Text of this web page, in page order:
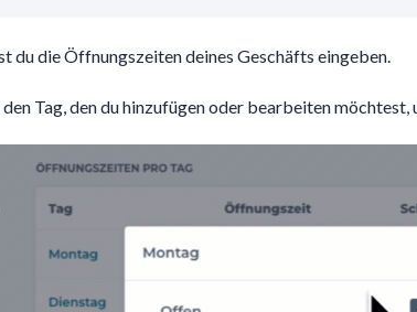
du die Öffnungszeiten deines Geschäfts eingeben.
Tag, den du hinzufügen oder bearbeiten